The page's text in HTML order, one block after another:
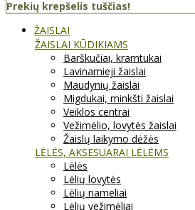
Prekių krepšelis tuščias!
ŽAISLAI
ŽAISLAI KŪDIKIAMS
Barškučiai, kramtukai
Lavinamieji žaislai
Maudynių žaislai
Migdukai, minkšti žaislai
Veiklos centrai
Vežimėlio, lovytės žaislai
Žaislų laikymo dėžės
LĖLĖS, AKSESUARAI LĖLĖMS
Lėlės
Lėlių lovytės
Lėlių nameliai
Lėlių vežimėliai